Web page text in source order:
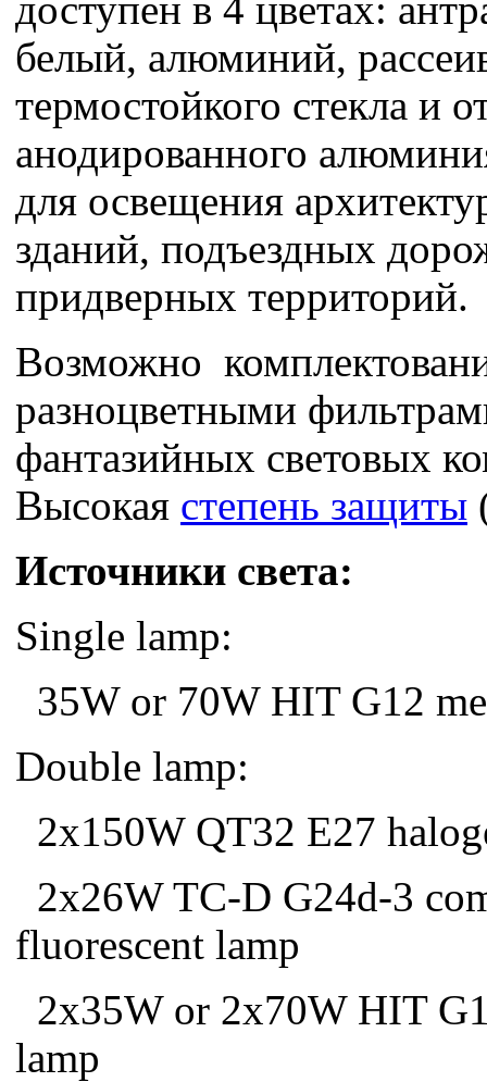
доступен в 4 цветах:
белый, алюминий,
термостойкого стекла и
анодированного
для освещения
зданий, подъездных
придверных территорий.
Возможно
разноцветными
фантазийных световых
Высокая степень защиты
Источники света:
Single lamp:
35W or 70W HIT G12
Double lamp:
2x150W QT32 E27
2x26W TC-D G24d-3
fluorescent lamp
2x35W or 2x70W HIT
lamp